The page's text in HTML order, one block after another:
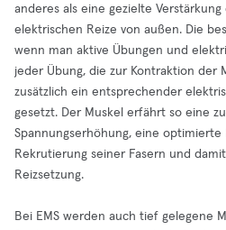
anderes als eine gezielte
elektrischen Reize von außen. Die
wenn man aktive Übungen und
jeder Übung, die zur Kontraktion der
zusätzlich ein entsprechender
gesetzt. Der Muskel erfährt so eine
Spannungserhöhung, eine
Rekrutierung seiner Fasern und
Reizsetzung.
Bei EMS werden auch tief gelegene